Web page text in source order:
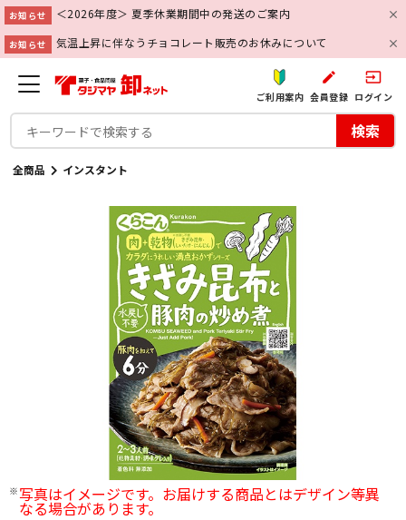
お知らせ ＜2026年度＞ 夏季休業期間中の発送のご案内
お知らせ 気温上昇に伴なうチョコレート販売のお休みについて
ご利用案内
create
会員登録
input
ログイン
検索
全商品 インスタント
写真はイメージです。お届けする商品とはデザイン等異
なる場合があります。